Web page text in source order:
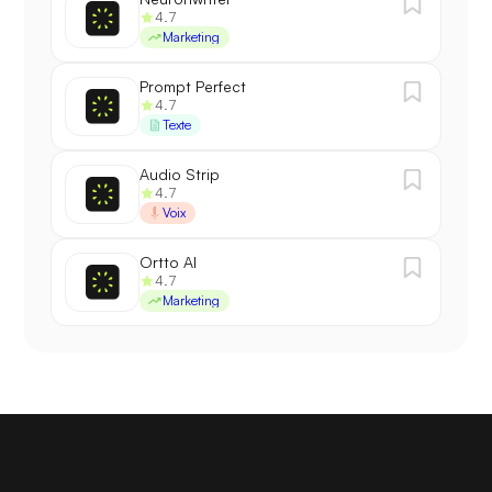
4.7
Marketing
Prompt Perfect
4.7
Texte
Audio Strip
4.7
Voix
Ortto AI
4.7
Marketing